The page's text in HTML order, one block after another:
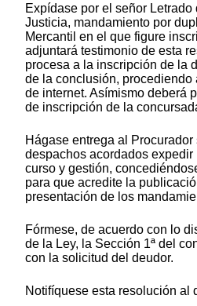
Expídase por el señor
Justicia, mandamiento por
Mercantil en el que figure
adjuntará testimonio de esta
procesa a la inscripción de la
de la conclusión, procediendo
de internet. Asímismo deberá
de inscripción de la
Hágase entrega al
despachos acordados expedir
curso y gestión,
para que acredite la
presentación de los
Fórmese, de acuerdo con lo
de la Ley, la Sección 1ª del
con la solicitud del deudor.
Notifíquese esta resolución al